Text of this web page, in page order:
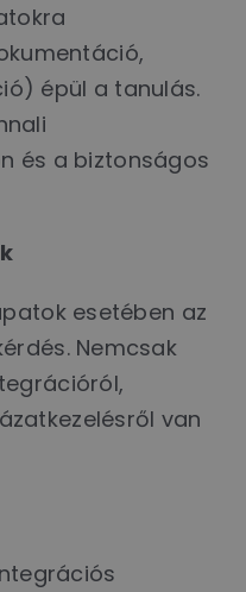
épül a tanulás.
és a biztonságos
esetében az
Nemcsak
van